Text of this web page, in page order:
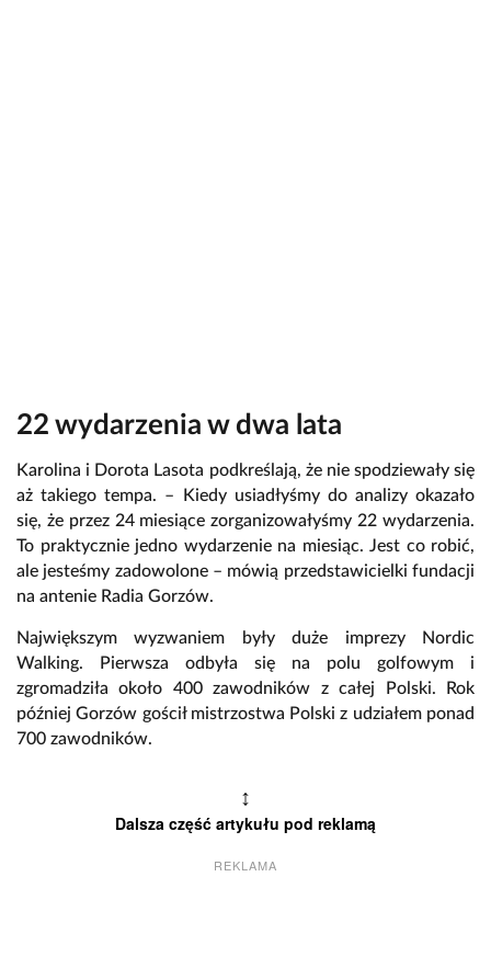
22 wydarzenia w dwa lata
Karolina i Dorota Lasota podkreślają, że nie spodziewały się
aż takiego tempa. – Kiedy usiadłyśmy do analizy okazało
się, że przez 24 miesiące zorganizowałyśmy 22 wydarzenia.
To praktycznie jedno wydarzenie na miesiąc. Jest co robić,
ale jesteśmy zadowolone – mówią przedstawicielki fundacji
na antenie Radia Gorzów.
Największym wyzwaniem były duże imprezy Nordic
Walking. Pierwsza odbyła się na polu golfowym i
zgromadziła około 400 zawodników z całej Polski. Rok
później Gorzów gościł mistrzostwa Polski z udziałem ponad
700 zawodników.
↕
Dalsza część artykułu pod reklamą
REKLAMA